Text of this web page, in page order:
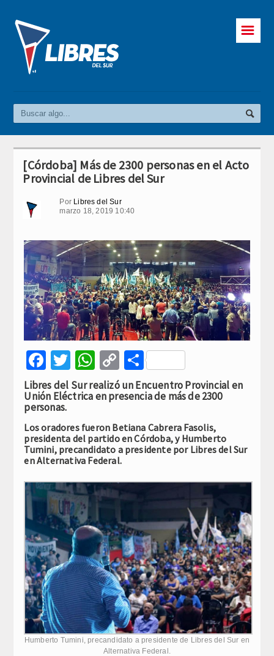
☰
[Córdoba] Más de 2300 personas en el Acto
Provincial de Libres del Sur
Por Libres del Sur
marzo 18, 2019 10:40
Facebook
Twitter
WhatsApp
Copy
Link
Compartir
Libres del Sur realizó un Encuentro Provincial en
Unión Eléctrica en presencia de más de 2300
personas.
Los oradores fueron Betiana Cabrera Fasolis,
presidenta del partido en Córdoba, y Humberto
Tumini, precandidato a presidente por Libres del Sur
en Alternativa Federal.
Humberto Tumini, precandidato a presidente de Libres del Sur en
Alternativa Federal.